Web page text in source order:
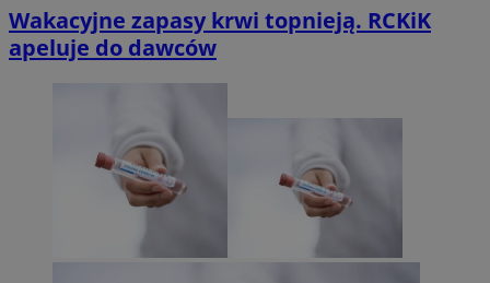
Wakacyjne zapasy krwi topnieją. RCKiK
apeluje do dawców